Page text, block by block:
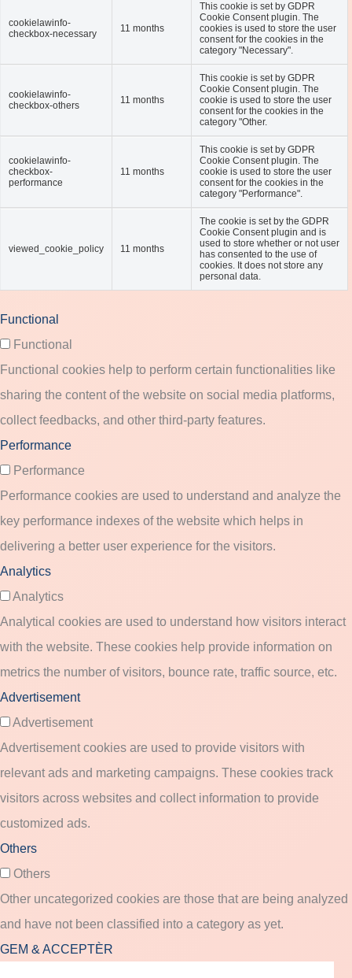
cookielawinfo-
checkbox-necessary
11 months
This cookie is set by GDPR
Cookie Consent plugin. The
cookies is used to store the user
consent for the cookies in the
category "Necessary".
cookielawinfo-
checkbox-others
11 months
This cookie is set by GDPR
Cookie Consent plugin. The
cookie is used to store the user
consent for the cookies in the
category "Other.
cookielawinfo-
checkbox-
performance
11 months
This cookie is set by GDPR
Cookie Consent plugin. The
cookie is used to store the user
consent for the cookies in the
category "Performance".
viewed_cookie_policy 11 months
The cookie is set by the GDPR
Cookie Consent plugin and is
used to store whether or not user
has consented to the use of
cookies. It does not store any
personal data.
Functional
Functional
Functional cookies help to perform certain functionalities like
sharing the content of the website on social media platforms,
collect feedbacks, and other third-party features.
Performance
Performance
Performance cookies are used to understand and analyze the
key performance indexes of the website which helps in
delivering a better user experience for the visitors.
Analytics
Analytics
Analytical cookies are used to understand how visitors interact
with the website. These cookies help provide information on
metrics the number of visitors, bounce rate, traffic source, etc.
Advertisement
Advertisement
Advertisement cookies are used to provide visitors with
relevant ads and marketing campaigns. These cookies track
visitors across websites and collect information to provide
customized ads.
Others
Others
Other uncategorized cookies are those that are being analyzed
and have not been classified into a category as yet.
GEM & ACCEPTÈR